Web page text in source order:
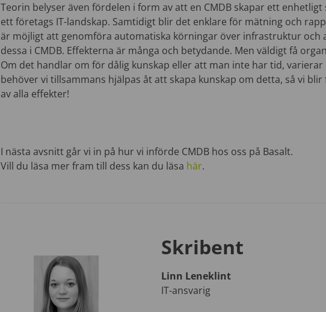
Teorin belyser även fördelen i form av att en CMDB skapar ett
ett företags IT-landskap. Samtidigt blir det enklare för mätning och
är möjligt att genomföra automatiska körningar över infrastruktur och
dessa i CMDB. Effekterna är många och betydande. Men väldigt få
Om det handlar om för dålig kunskap eller att man inte har tid, varierar
behöver vi tillsammans hjälpas åt att skapa kunskap om detta, så vi
av alla effekter!
I nästa avsnitt går vi in på hur vi införde CMDB hos oss på Basalt.
Vill du läsa mer fram till dess kan du läsa här.
Skribent
Linn Leneklint
IT-ansvarig